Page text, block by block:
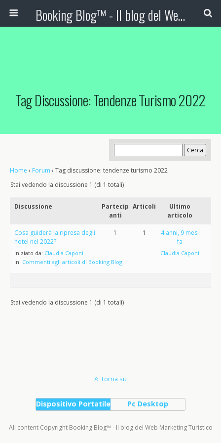
Booking Blog™ - Il blog del Web Marketing Turistico
Tag Discussione: Tendenze Turismo 2022
Home › Forum › Tag discussione: tendenze turismo 2022
Stai vedendo la discussione 1 (di 1 totali)
Discussione
Partecip
anti
Articoli
Ultimo
articolo
Cosa guiderà la ripresa degli
hotel nel 2022?
Iniziato da: Claudia Caponi
in: Commenti agli articoli di Booking Blog
1 1
4 anni, 9 mesi
fa
Claudia Caponi
Stai vedendo la discussione 1 (di 1 totali)
Torna su
Dispositivo Portatile Pc Desktop
All content Copyright Booking Blog™ - Il blog del Web Marketing Turistico